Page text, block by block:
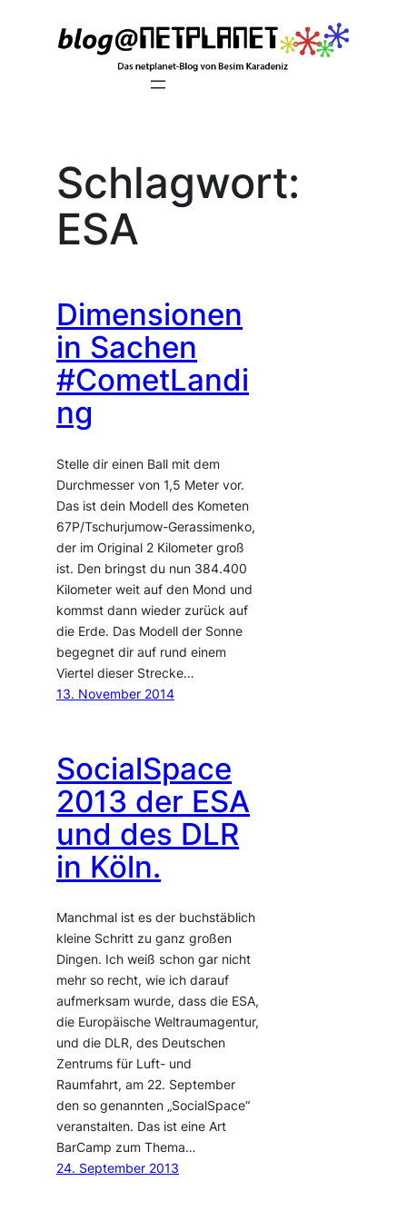
Schlagwort:
ESA
Dimensionen
in Sachen
#CometLandi
ng
Stelle dir einen Ball mit dem
Durchmesser von 1,5 Meter vor.
Das ist dein Modell des Kometen
67P/Tschurjumow-Gerassimenko,
der im Original 2 Kilometer groß
ist. Den bringst du nun 384.400
Kilometer weit auf den Mond und
kommst dann wieder zurück auf
die Erde. Das Modell der Sonne
begegnet dir auf rund einem
Viertel dieser Strecke…
13. November 2014
SocialSpace
2013 der ESA
und des DLR
in Köln.
Manchmal ist es der buchstäblich
kleine Schritt zu ganz großen
Dingen. Ich weiß schon gar nicht
mehr so recht, wie ich darauf
aufmerksam wurde, dass die ESA,
die Europäische Weltraumagentur,
und die DLR, des Deutschen
Zentrums für Luft- und
Raumfahrt, am 22. September
den so genannten „SocialSpace“
veranstalten. Das ist eine Art
BarCamp zum Thema…
24. September 2013